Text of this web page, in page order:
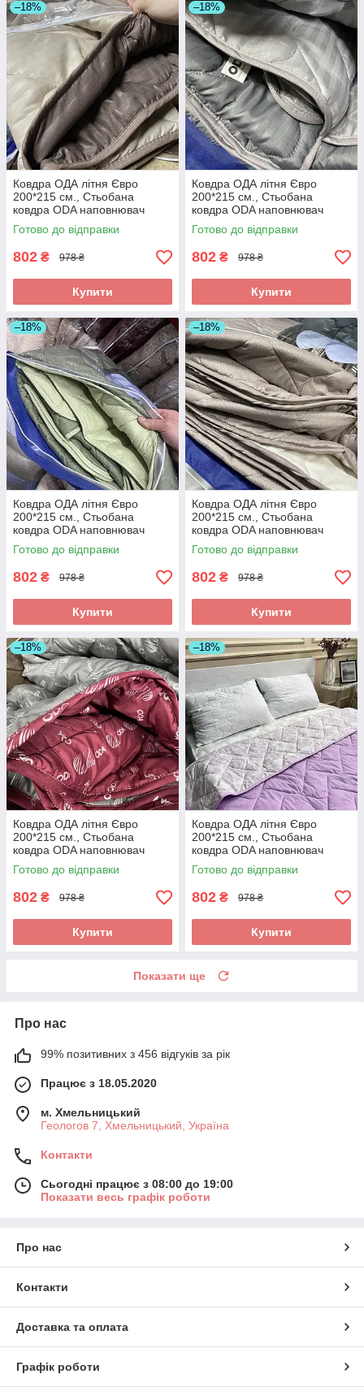
–18%
Ковдра ОДА літня Євро
200*215 см., Стьобана
ковдра ODA наповнювач
хлопок - Хлопкопон
Готово до відправки
802 ₴ 978 ₴
Купити
–18%
Ковдра ОДА літня Євро
200*215 см., Стьобана
ковдра ODA наповнювач
хлопок - Хлопкопон
Готово до відправки
802 ₴ 978 ₴
Купити
–18%
Ковдра ОДА літня Євро
200*215 см., Стьобана
ковдра ODA наповнювач
хлопок - Хлопкопон
Готово до відправки
802 ₴ 978 ₴
Купити
–18%
Ковдра ОДА літня Євро
200*215 см., Стьобана
ковдра ODA наповнювач
хлопок - Хлопкопон
Готово до відправки
802 ₴ 978 ₴
Купити
–18%
Ковдра ОДА літня Євро
200*215 см., Стьобана
ковдра ODA наповнювач
хлопок - Хлопкопон
Готово до відправки
802 ₴ 978 ₴
Купити
–18%
Ковдра ОДА літня Євро
200*215 см., Стьобана
ковдра ODA наповнювач
хлопок - Хлопкопон
Готово до відправки
802 ₴ 978 ₴
Купити
Показати ще
Про нас
99% позитивних з 456 відгуків за рік
Працює з 18.05.2020
м. Хмельницький
Геологов 7, Хмельницький, Україна
Контакти
Сьогодні працює з 08:00 до 19:00
Показати весь графік роботи
Про нас
Контакти
Доставка та оплата
Графік роботи